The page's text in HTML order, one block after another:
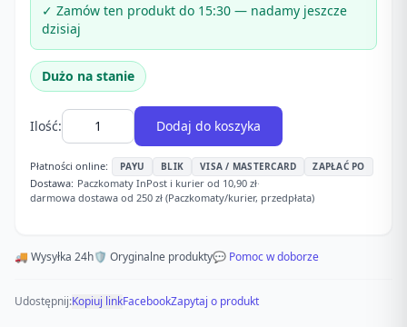
✓ Zamów ten produkt do 15:30 — nadamy jeszcze
dzisiaj
Dużo na stanie
Ilość: Dodaj do koszyka
Płatności online: PAYU BLIK VISA / MASTERCARD ZAPŁAĆ PO
Dostawa: Paczkomaty InPost i kurier od 10,90 zł·
darmowa dostawa od 250 zł (Paczkomaty/kurier, przedpłata)
🚚 Wysyłka 24h🛡️ Oryginalne produkty💬 Pomoc w doborze
Udostępnij:Kopiuj linkFacebookZapytaj o produkt